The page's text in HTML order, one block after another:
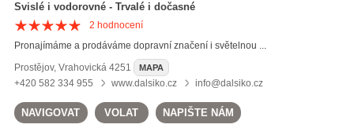
Svislé i vodorovné - Trvalé i dočasné
2 hodnocení
Pronajímáme a prodáváme dopravní značení i světelnou ...
Prostějov, Vrahovická 4251 MAPA
+420 582 334 955 www.dalsiko.cz info@dalsiko.cz
NAVIGOVAT VOLAT NAPIŠTE NÁM